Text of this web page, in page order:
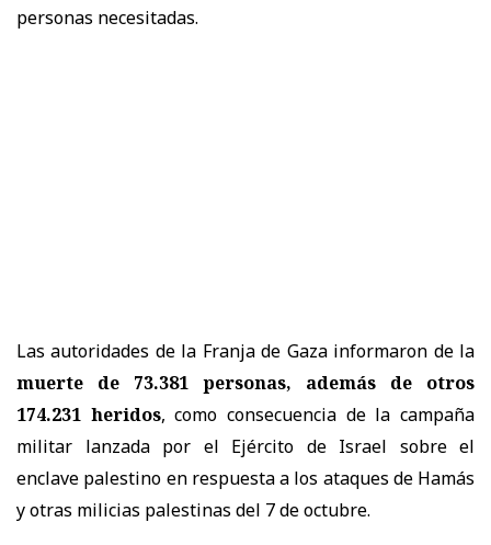
personas necesitadas.
Las autoridades de la Franja de Gaza informaron de la
muerte de 73.381 personas, además de otros
174.231 heridos, como consecuencia de la campaña
militar lanzada por el Ejército de Israel sobre el
enclave palestino en respuesta a los ataques de Hamás
y otras milicias palestinas del 7 de octubre.